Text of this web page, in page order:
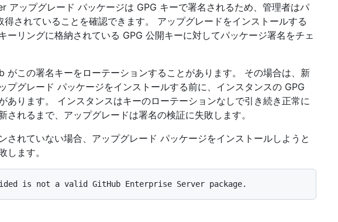
アップグレード パッケージは GPG キーで署名されるため、管理者はパ
されていることを確認できます。 アップグレードをインストールする
ーリングに格納されている GPG 公開キーに対してパッケージ署名をチェ
がこの署名キーをローテーションすることがあります。 その場合は、新
プグレード パッケージをインストールする前に、インスタンスの GPG
あります。 インスタンスはキーのローテーションなしで引き続き正常に
されるまで、アップグレードは署名の検証に失敗します。
されていない場合、アップグレード パッケージをインストールしようと
します。